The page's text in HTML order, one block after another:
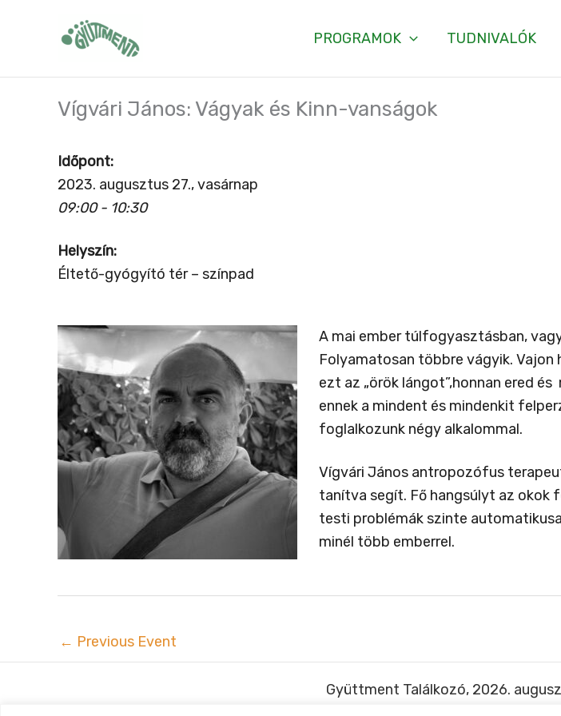
PROGRAMOK TUDNIVALÓK
Vígvári János: Vágyak és Kinn-vanságok
Időpont:
2023. augusztus 27., vasárnap
09:00 - 10:30
Helyszín:
Éltető-gyógyító tér – színpad
A mai ember túlfogyasztásban,
Folyamatosan többre vágyik. Vajon
ezt az „örök lángot”,honnan ered
ennek a mindent és mindenkit
foglalkozunk négy alkalommal.
Vígvári János antropozófus
tanítva segít. Fő hangsúlyt az okok
testi problémák szinte
minél több emberrel.
← Previous Event
Gyüttment Találkozó, 2026.